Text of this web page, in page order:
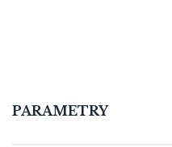
PARAMETRY